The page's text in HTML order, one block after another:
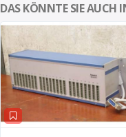
DAS KÖNNTE SIE AUCH